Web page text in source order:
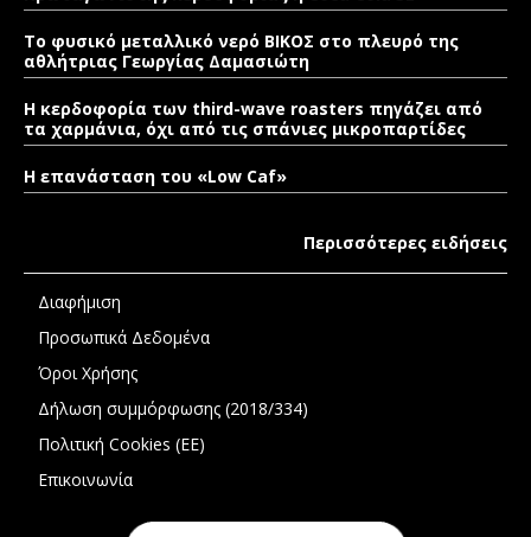
Το φυσικό μεταλλικό νερό ΒΙΚΟΣ στο πλευρό της
αθλήτριας Γεωργίας Δαμασιώτη
Η κερδοφορία των third-wave roasters πηγάζει από
τα χαρμάνια, όχι από τις σπάνιες μικροπαρτίδες
Η επανάσταση του «Low Caf»
Περισσότερες ειδήσεις
Διαφήμιση
Προσωπικά Δεδομένα
Όροι Χρήσης
Δήλωση συμμόρφωσης (2018/334)
Πολιτική Cookies (ΕΕ)
Επικοινωνία